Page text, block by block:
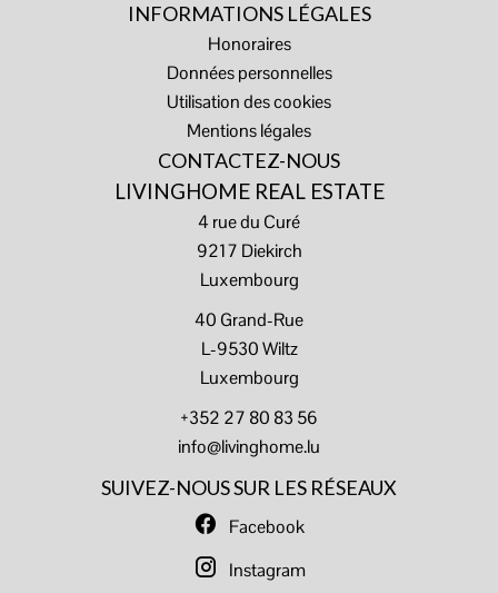
INFORMATIONS LÉGALES
Honoraires
Données personnelles
Utilisation des cookies
Mentions légales
CONTACTEZ-NOUS
LIVINGHOME REAL ESTATE
4 rue du Curé
9217 Diekirch
Luxembourg
40 Grand-Rue
L-9530 Wiltz
Luxembourg
+352 27 80 83 56
info@livinghome.lu
SUIVEZ-NOUS SUR LES RÉSEAUX
Facebook
Instagram